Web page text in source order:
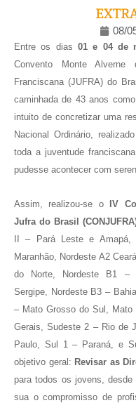
08/
Entre os dias 01 e 04 de
Convento Monte
Franciscana (JUFRA) do
caminhada de 43 anos
intuito de concretizar uma
Nacional Ordinário,
toda a juventude
pudesse acontecer com
Assim, realizou-se o
IV
Jufra do Brasil
II – Pará Leste e
Maranhão, Nordeste A2
do Norte, Nordeste B1 –
Sergipe, Nordeste B3 –
– Mato Grosso do Sul,
Gerais, Sudeste 2 – Rio de
Paulo, Sul 1 – Paraná, e
objetivo geral: Revisar as
para todos os jovens,
sua o compromisso de